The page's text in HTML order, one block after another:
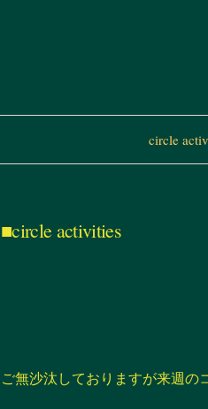
circle
■circle activities
ご無沙汰しておりますが来週の